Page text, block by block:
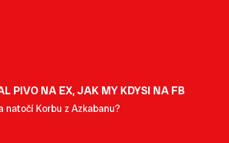
PIVO NA EX, JAK MY KDYSI NA FB
natočí Korbu z Azkabanu?